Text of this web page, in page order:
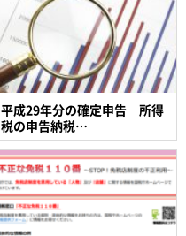
平成29年分の確定申告 所得
税の申告納税…